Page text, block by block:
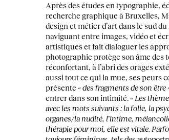
Après des études en typographie,
recherche graphique à Bruxelles,
design et métier d’art dans le sud
naviguant entre images, vidéo et
artistiques et fait dialoguer les
photographie protège son âme des
réconfortant, à l’abri des orages
aussi tout ce qui la mue, ses peurs
présente « des fragments de son être
entrer dans son intimité.« Les
avec les mots suivants : la folie, la
organes/la nudité, l’intime,
thérapie pour moi, elle est vitale.